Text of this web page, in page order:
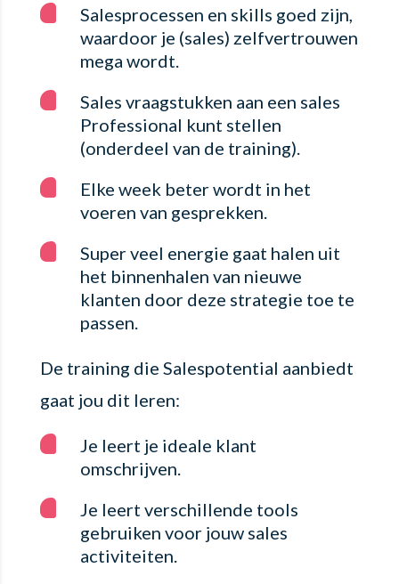
Salesprocessen en skills goed zijn,
waardoor je (sales) zelfvertrouwen
mega wordt.
Sales vraagstukken aan een sales
Professional kunt stellen
(onderdeel van de training).
Elke week beter wordt in het
voeren van gesprekken.
Super veel energie gaat halen uit
het binnenhalen van nieuwe
klanten door deze strategie toe te
passen.
De training die Salespotential aanbiedt
gaat jou dit leren:
Je leert je ideale klant
omschrijven.
Je leert verschillende tools
gebruiken voor jouw sales
activiteiten.